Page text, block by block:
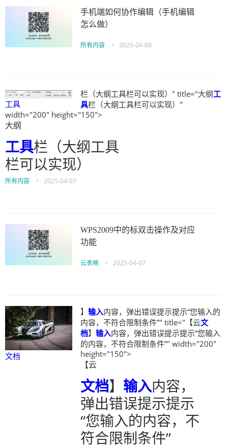
手机端如何协作编辑（手机编辑
怎么做）
所有内容 • 2025-04-08
工具
栏（大纲工具栏可以实现）" title="大纲工
具栏（大纲工具栏可以实现）"
width="200" height="150">
大纲
工具栏（大纲工具
栏可以实现）
所有内容 • 2025-04-07
WPS2009中的标双击操作及对应
功能
云表格 • 2025-04-07
文档
】 输入内容，弹出错误提示提示“您输入的
内容，不符合限制条件”" title="【云文
档】 输入内容，弹出错误提示提示“您输入
的内容，不符合限制条件”" width="200"
height="150">
【云
文档】 输入内容，
弹出错误提示提示
“您输入的内容，不
符合限制条件”